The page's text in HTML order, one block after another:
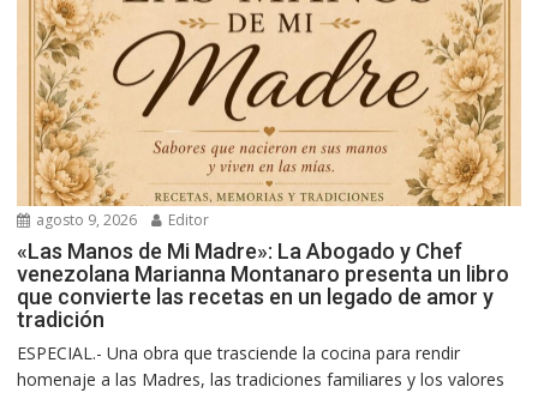
agosto 9, 2026 Editor
«Las Manos de Mi Madre»: La Abogado y Chef
venezolana Marianna Montanaro presenta un libro
que convierte las recetas en un legado de amor y
tradición
ESPECIAL.- Una obra que trasciende la cocina para rendir
homenaje a las Madres, las tradiciones familiares y los valores